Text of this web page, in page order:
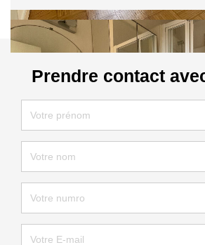
Prendre contact